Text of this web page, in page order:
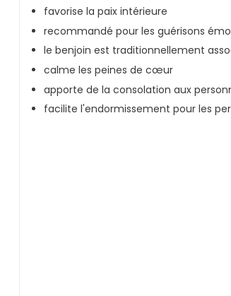
favorise la paix intérieure
recommandé pour les guérisons
le benjoin est traditionnellement
calme les peines de cœur
apporte de la consolation aux
facilite l'endormissement pour les